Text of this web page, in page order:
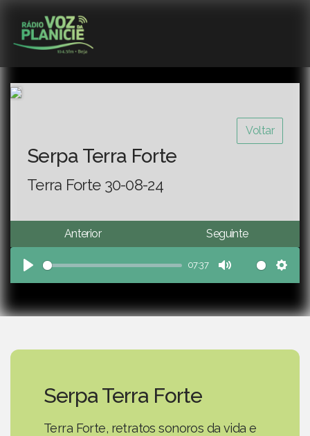
Voltar
Serpa Terra Forte
Terra Forte 30-08-24
Anterior Seguinte
Play
07:37
Mute
Serpa Terra Forte
Terra Forte, retratos sonoros da vida e